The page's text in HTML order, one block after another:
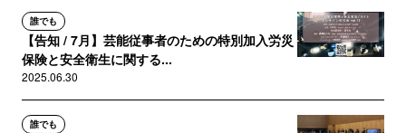
誰でも
【告知 / 7月】芸能従事者のための特別加入労災
保険と安全衛生に関する...
2025.06.30
誰でも